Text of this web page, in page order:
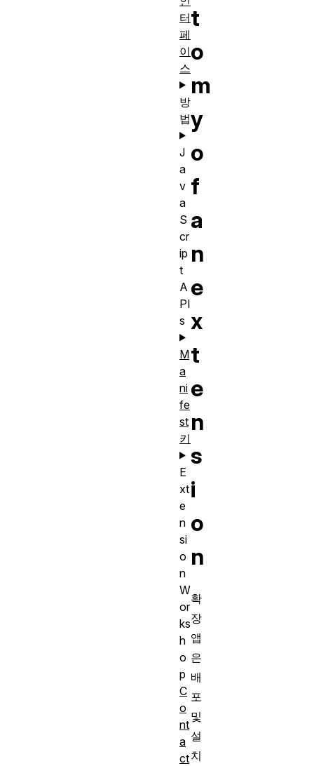
t
o
m
y
o
f
a
n
e
x
t
e
n
s
i
o
n
확
장
앱
은
배
포
및
설
치
터
페
이
스
방
법
J
a
v
a
S
cr
ip
t
A
PI
s
M
a
ni
fe
st
키
E
xt
e
n
si
o
n
W
or
ks
h
o
p
C
o
nt
a
ct